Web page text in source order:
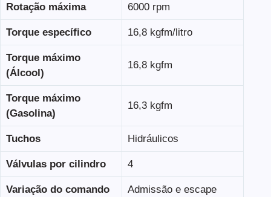
Rotação máxima 6000 rpm
Torque específico 16,8 kgfm/litro
Torque máximo
(Álcool)
16,8 kgfm
Torque máximo
(Gasolina)
16,3 kgfm
Tuchos Hidráulicos
Válvulas por cilindro 4
Variação do comando
Admissão e escape